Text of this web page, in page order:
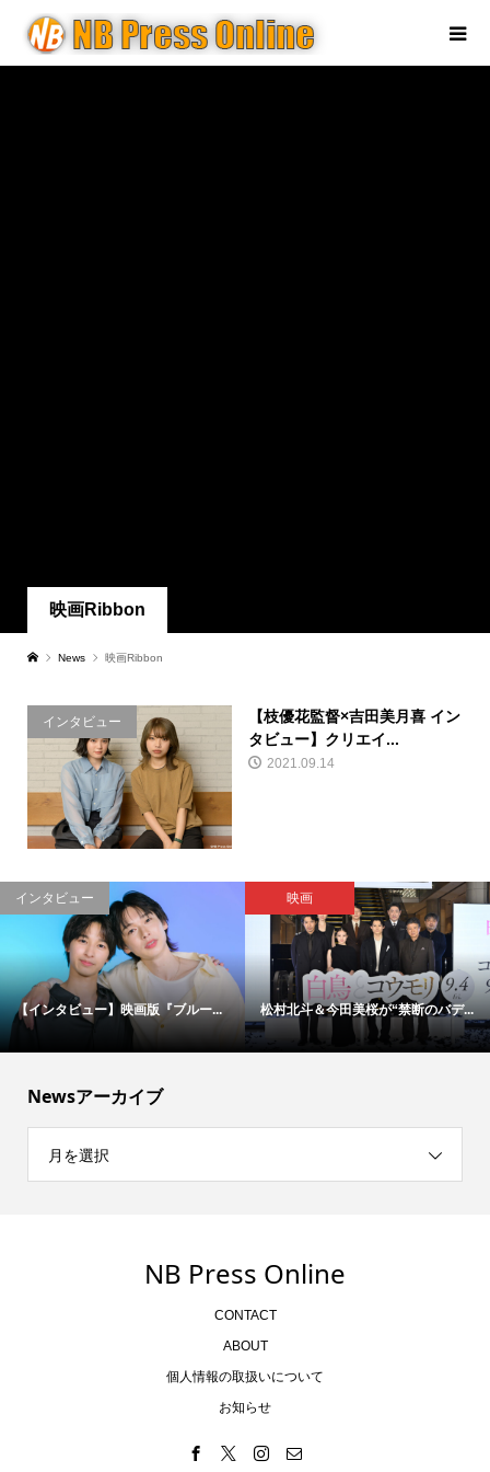
映画Ribbon
News 映画Ribbon
インタビュー
【枝優花監督×吉田美月喜 イン
タビュー】クリエイ...
2021.09.14
インタビュー
【インタビュー】映画版『ブルー...
映画
松村北斗＆今田美桜が“禁断のバデ...
Newsアーカイブ
月を選択
NB Press Online
CONTACT
ABOUT
個人情報の取扱いについて
お知らせ